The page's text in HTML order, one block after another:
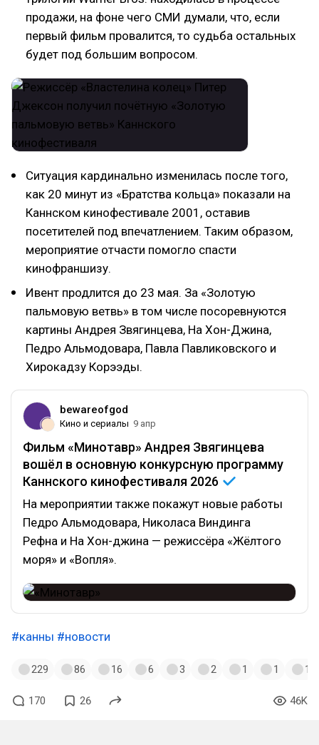
продажи, на фоне чего СМИ думали, что, если
первый фильм провалится, то судьба остальных
будет под большим вопросом.
Ситуация кардинально изменилась после того,
как 20 минут из «Братства кольца» показали на
Каннском кинофестивале 2001, оставив
посетителей под впечатлением. Таким образом,
мероприятие отчасти помогло спасти
кинофраншизу.
Ивент продлится до 23 мая. За «Золотую
пальмовую ветвь» в том числе посоревнуются
картины Андрея Звягинцева, На Хон-Джина,
Педро Альмодовара, Павла Павликовского и
Хирокадзу Корээды.
bewareofgod
Кино и сериалы 9 апр
Фильм «Минотавр» Андрея Звягинцева
вошёл в основную конкурсную программу
Каннского кинофестиваля 2026
На мероприятии также покажут новые работы
Педро Альмодовара, Николаса Виндинга
Рефна и На Хон-джина — режиссёра «Жёлтого
моря» и «Вопля».
#канны #новости
229 86 16 6 3 2 1 1 1
170 26 46K